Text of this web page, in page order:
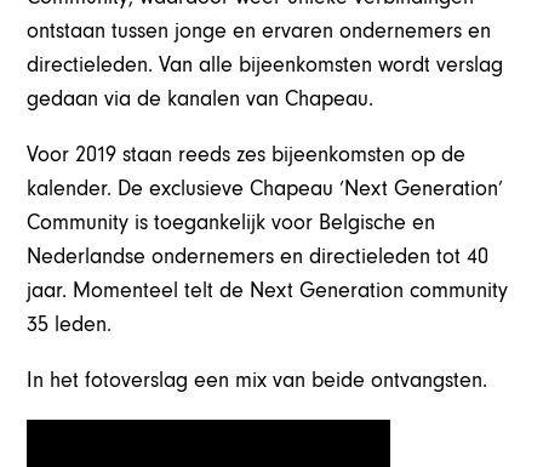
ontstaan tussen jonge en ervaren ondernemers en
directieleden. Van alle bijeenkomsten wordt verslag
gedaan via de kanalen van Chapeau.
Voor 2019 staan reeds zes bijeenkomsten op de
kalender. De exclusieve Chapeau ‘Next Generation’
Community is toegankelijk voor Belgische en
Nederlandse ondernemers en directieleden tot 40
jaar. Momenteel telt de Next Generation community
35 leden.
In het fotoverslag een mix van beide ontvangsten.